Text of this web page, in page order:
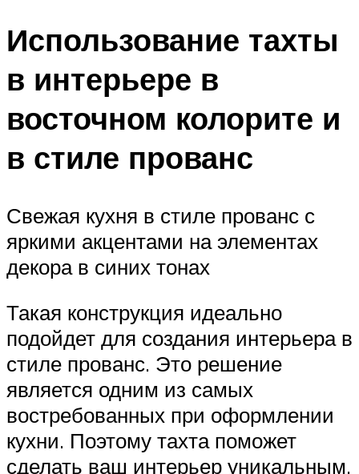
Использование тахты
в интерьере в
восточном колорите и
в стиле прованс
Свежая кухня в стиле прованс с
яркими акцентами на элементах
декора в синих тонах
Такая конструкция идеально
подойдет для создания интерьера в
стиле прованс. Это решение
является одним из самых
востребованных при оформлении
кухни. Поэтому тахта поможет
сделать ваш интерьер уникальным.